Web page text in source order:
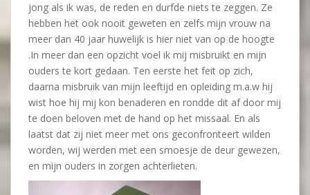
jong als ik was, de reden en durfde niets te zeggen. Ze
hebben het ook nooit geweten en zelfs mijn vrouw na
meer dan 40 jaar huwelijk is hier niet van op de hoogte
.In meer dan een opzicht voel ik mij misbruikt en mijn
ouders te kort gedaan. Ten eerste het feit op zich,
daarna misbruik van mijn leeftijd en opleiding m.a.w hij
wist hoe hij mij kon benaderen en rondde dit af door mij
te doen beloven met de hand op het missaal. En als
laatst dat zij niet meer met ons geconfronteert wilden
worden, wij werden met een smoesje de deur gewezen,
en mijn ouders in zorgen achterlieten.